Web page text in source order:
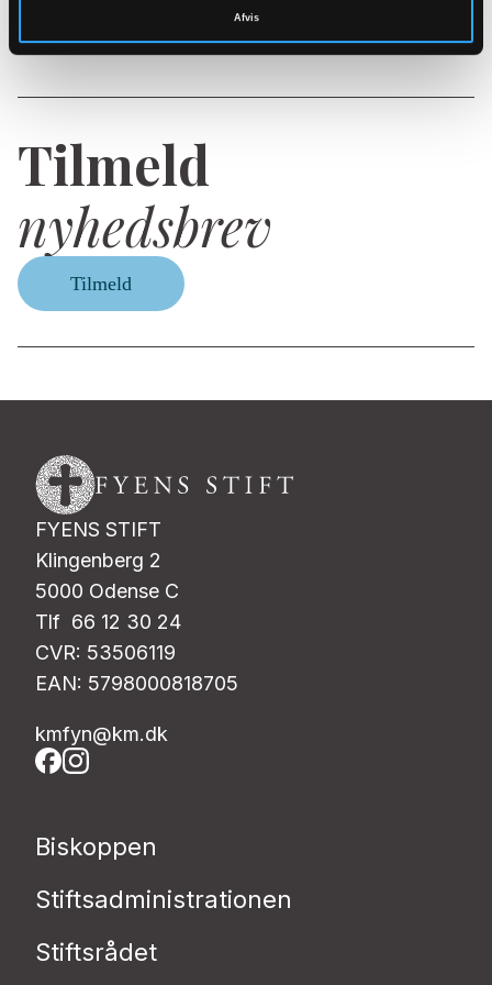
Afvis
Del på facebook Del på email Kopier link
Tilmeld
nyhedsbrev
Tilmeld
FYENS STIFT
Klingenberg 2
5000 Odense C
Tlf 66 12 30 24
CVR: 53506119
EAN: 5798000818705
kmfyn@km.dk
Biskoppen
Stiftsadministrationen
Stiftsrådet